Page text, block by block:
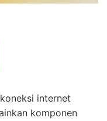
internet
komponen